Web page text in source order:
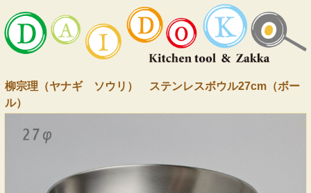
柳宗理（ヤナギ ソウリ） ステンレスボウル27cm（ボー
ル）